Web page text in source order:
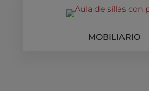
MOBILIARIO